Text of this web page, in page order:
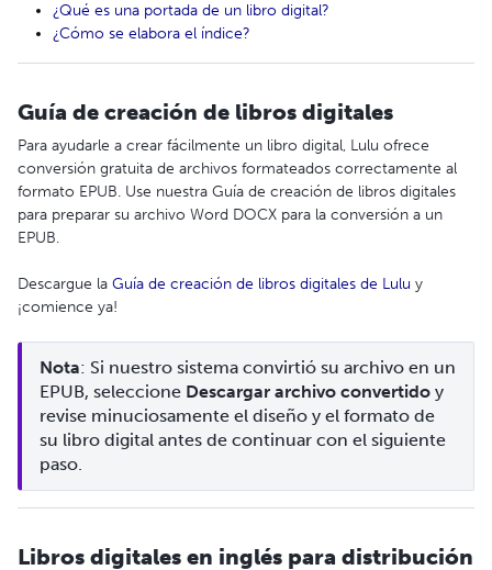
¿Qué es una portada de un libro digital?
¿Cómo se elabora el índice?
Guía de creación de libros digitales
Para ayudarle a crear fácilmente un libro digital, Lulu ofrece
conversión gratuita de archivos formateados correctamente al
formato EPUB. Use nuestra Guía de creación de libros digitales
para preparar su archivo Word DOCX para la conversión a un
EPUB.
Descargue la Guía de creación de libros digitales de Lulu y
¡comience ya!
Nota: Si nuestro sistema convirtió su archivo en un
EPUB, seleccione Descargar archivo convertido y
revise minuciosamente el diseño y el formato de
su libro digital antes de continuar con el siguiente
paso.
Libros digitales en inglés para distribución